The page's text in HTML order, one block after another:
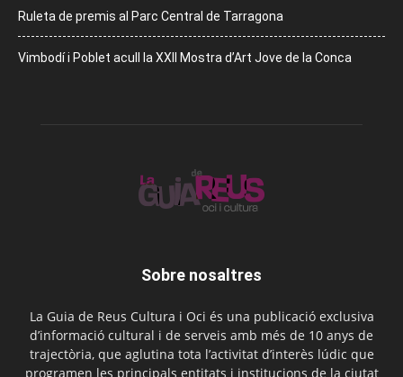
Ruleta de premis al Parc Central de Tarragona
Vimbodí i Poblet acull la XXII Mostra d’Art Jove de la Conca
Sobre nosaltres
La Guia de Reus Cultura i Oci és una publicació exclusiva
d’informació cultural i de serveis amb més de 10 anys de
trajectòria, que aglutina tota l’activitat d’interès lúdic que
programen les principals entitats i institucions de la ciutat